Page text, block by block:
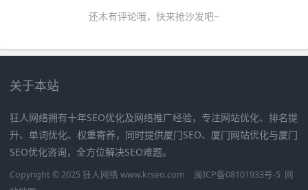
还木有评论哦，快来抢沙发吧~
关于本站
狂人网络拥有十年SEO优化及网络推广经验，专注网站优化、排名提
升、单词优化、权重寄养，同时提供厦门SEO、厦门网站优化与厦门
SEO优化咨询，全方位解决SEO难题。
Copyright © 2025 狂人网络 www.krseo.com 闽ICP备08101933号-5 网